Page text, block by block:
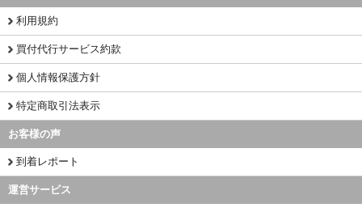
利用規約
買付代行サービス約款
個人情報保護方針
特定商取引法表示
お客様の声
到着レポート
運営サービス